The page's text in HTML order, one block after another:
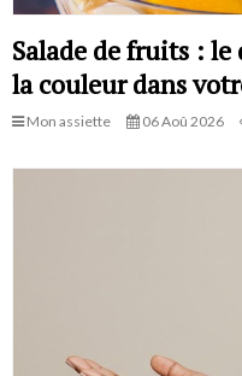
Salade de fruits :
la couleur dans
Mon assiette 06 Aoû 2026